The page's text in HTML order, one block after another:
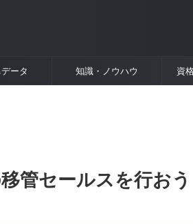
ータ 知識・ノウハウ 資
管セールスを行おう